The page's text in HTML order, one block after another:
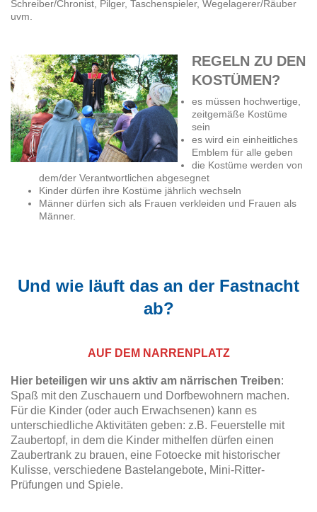
Schreiber/Chronist, Pilger, Taschenspieler, Wegelagerer/Räuber
uvm.
REGELN ZU DEN
KOSTÜMEN?
es müssen hochwertige,
zeitgemäße Kostüme
sein
es wird ein einheitliches
Emblem für alle geben
die Kostüme werden von
dem/der Verantwortlichen abgesegnet
Kinder dürfen ihre Kostüme jährlich wechseln
Männer dürfen sich als Frauen verkleiden und Frauen als
Männer.
Und wie läuft das an der Fastnacht
ab?
AUF DEM NARRENPLATZ
Hier beteiligen wir uns aktiv am närrischen Treiben:
Spaß mit den Zuschauern und Dorfbewohnern machen.
Für die Kinder (oder auch Erwachsenen) kann es
unterschiedliche Aktivitäten geben: z.B. Feuerstelle mit
Zaubertopf, in dem die Kinder mithelfen dürfen einen
Zaubertrank zu brauen, eine Fotoecke mit historischer
Kulisse, verschiedene Bastelangebote, Mini-Ritter-
Prüfungen und Spiele.